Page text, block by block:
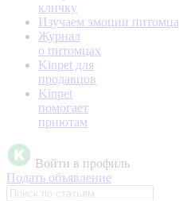
кличку
Изучаем эмоции питомца
Журнал
о питомцах
Kinpet для
продавцов
Kinpet
помогает
приютам
Войти в профиль
Подать объявление